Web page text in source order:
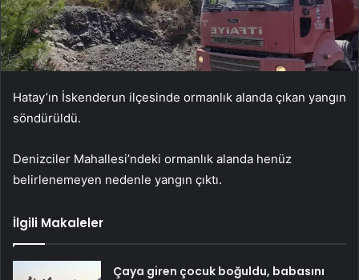
Hatay’ın İskenderun ilçesinde ormanlık alanda çıkan yangın
söndürüldü.
Denizciler Mahallesi’ndeki ormanlık alanda henüz
belirlenemeyen nedenle yangın çıktı.
İlgili Makaleler
Çaya giren çocuk boğuldu, babasını